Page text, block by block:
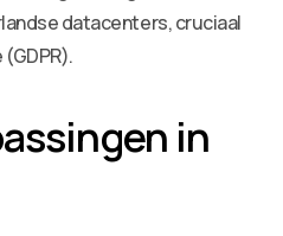
datacenters, cruciaal
in